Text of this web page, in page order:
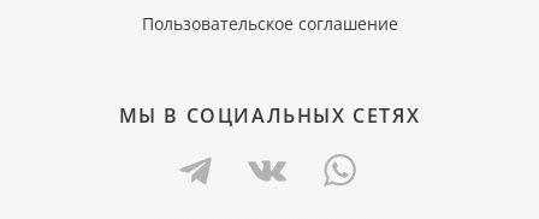
Пользовательское соглашение
МЫ В СОЦИАЛЬНЫХ СЕТЯХ